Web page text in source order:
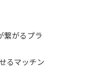
繋がるプラ
るマッチン